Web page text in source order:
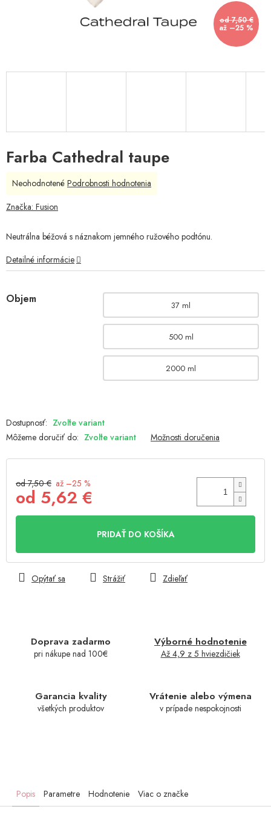
od 7,50 €
až –25 %
Farba Cathedral taupe
Objem 37 ml
500 ml
2000 ml
Zvoľte variant
Môžeme doručiť do: Zvoľte variant Možnosti doručenia
od 7,50 € až –25 %
od 5,62 €
Jednotková
PRIDAŤ DO KOŠÍKA
Doprava zadarmo
pri nákupe nad 100€
Výborné hodnotenie
Až 4,9 z 5 hviezdičiek
Garancia kvality
všetkých produktov
Vrátenie alebo výmena
v prípade nespokojnosti
Neutrálna béžová s náznakom jemného ružového podtónu.
Detailné informácie
Opýtať sa Strážiť Zdieľať
Priemerné
produktu
z
hviezdičiek.
Neohodnotené Podrobnosti hodnotenia
Značka: Fusion
Popis Parametre Hodnotenie Viac o značke